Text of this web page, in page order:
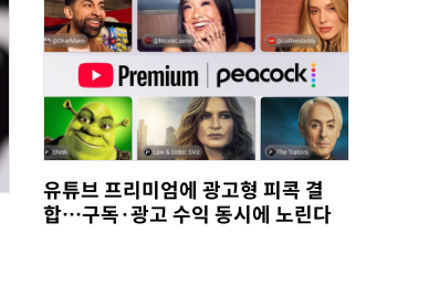
유튜브 프리미엄에 광고형 피콕 결
합…구독·광고 수익 동시에 노린다